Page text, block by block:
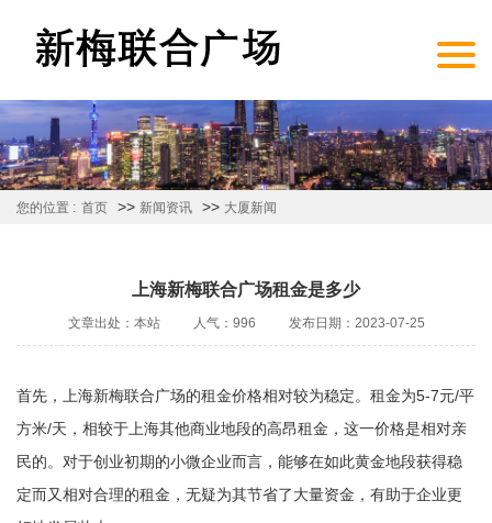
您的位置 : 首页 >> 新闻资讯 >> 大厦新闻
上海新梅联合广场租金是多少
文章出处：本站 人气：996 发布日期：2023-07-25
首先，上海新梅联合广场的租金价格相对较为稳定。租金为5-7元/平
方米/天，相较于上海其他商业地段的高昂租金，这一价格是相对亲
民的。对于创业初期的小微企业而言，能够在如此黄金地段获得稳
定而又相对合理的租金，无疑为其节省了大量资金，有助于企业更